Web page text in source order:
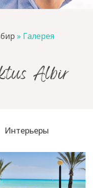
» Галерея
Albir
Интерьеры